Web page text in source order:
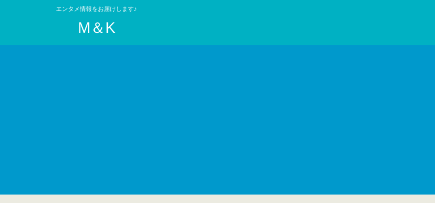
エンタメ情報をお届けします♪
M＆K